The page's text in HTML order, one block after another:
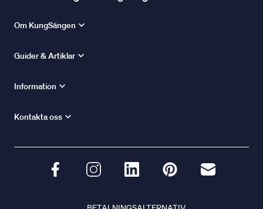
Om KungSängen
Guider & Artiklar
Information
Kontakta oss